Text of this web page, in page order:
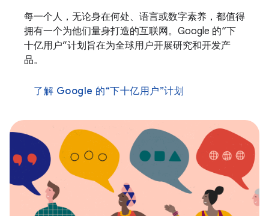
每一个人，无论身在何处、语言或数字素养，都值得
拥有一个为他们量身打造的互联网。Google 的“下
十亿用户”计划旨在为全球用户开展研究和开发产
品。
了解 Google 的“下十亿用户”计划